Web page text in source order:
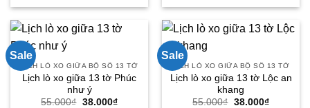
là:
tại
38.000₫.
là:
tại
38.000₫.
Sale
LỊCH LÒ XO GIỮA BỘ SỐ 13 TỜ
Lịch lò xo giữa 13 tờ Phúc
như ý
55.000₫ Giá
38.000₫Giá
Sale
LỊCH LÒ XO GIỮA BỘ SỐ 13 TỜ
Lịch lò xo giữa 13 tờ Lộc an
khang
55.000₫ Giá
38.000₫Giá